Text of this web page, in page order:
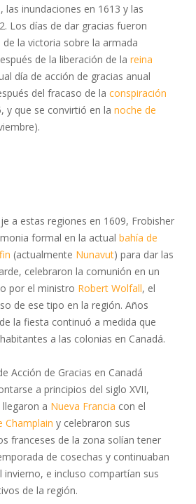
las inundaciones en 1613 y las
Los días de dar gracias fueron
la victoria sobre la armada
de la liberación de la reina
día de acción de gracias anual
del fracaso de la conspiración
y que se convirtió en la noche de
a estas regiones en 1609, Frobisher
formal en la actual bahía de
(actualmente Nunavut) para dar las
celebraron la comunión en un
por el ministro Robert Wolfall, el
de ese tipo en la región. Años
la fiesta continuó a medida que
a las colonias en Canadá.
Acción de Gracias en Canadá
a principios del siglo XVII,
a Nueva Francia con el
Champlain y celebraron sus
franceses de la zona solían tener
de cosechas y continuaban
invierno, e incluso compartían sus
de la región.